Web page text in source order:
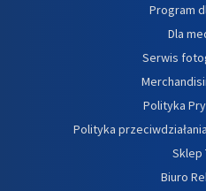
Program
Dla
Serwis
Polityka
Polityka
Sklep
Biuro